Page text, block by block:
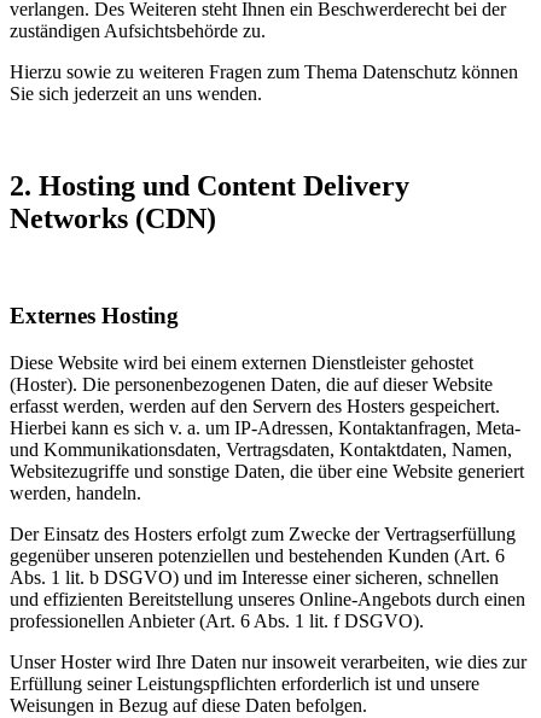
verlangen. Des Weiteren steht Ihnen ein Beschwerderecht bei der
zuständigen Aufsichtsbehörde zu.
Hierzu sowie zu weiteren Fragen zum Thema Datenschutz können
Sie sich jederzeit an uns wenden.
2. Hosting und Content Delivery
Networks (CDN)
Externes Hosting
Diese Website wird bei einem externen Dienstleister gehostet
(Hoster). Die personenbezogenen Daten, die auf dieser Website
erfasst werden, werden auf den Servern des Hosters gespeichert.
Hierbei kann es sich v. a. um IP-Adressen, Kontaktanfragen, Meta-
und Kommunikationsdaten, Vertragsdaten, Kontaktdaten, Namen,
Websitezugriffe und sonstige Daten, die über eine Website generiert
werden, handeln.
Der Einsatz des Hosters erfolgt zum Zwecke der Vertragserfüllung
gegenüber unseren potenziellen und bestehenden Kunden (Art. 6
Abs. 1 lit. b DSGVO) und im Interesse einer sicheren, schnellen
und effizienten Bereitstellung unseres Online-Angebots durch einen
professionellen Anbieter (Art. 6 Abs. 1 lit. f DSGVO).
Unser Hoster wird Ihre Daten nur insoweit verarbeiten, wie dies zur
Erfüllung seiner Leistungspflichten erforderlich ist und unsere
Weisungen in Bezug auf diese Daten befolgen.